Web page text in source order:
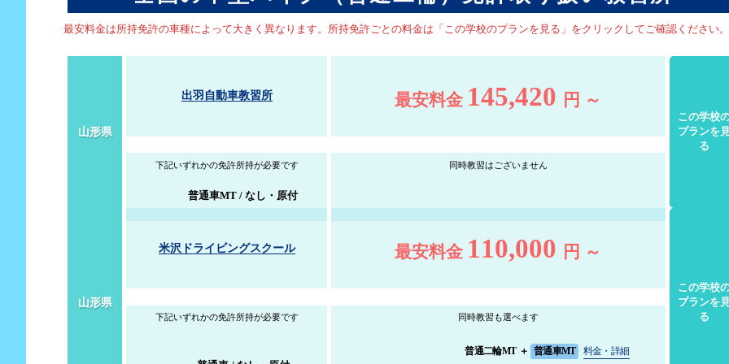
最安料金は所持免許の車種によって大きく異なります。所持免許ごとの料金は「この学校のプランを見る」をクリックしてご確認ください。
山形県
出羽自動車教習所 最安料金 145,420 円 ～
下記いずれかの免許所持が必要です
普通車MT / なし・原付
同時教習はございません
この学校
プランを
る
山形県
米沢ドライビングスクール 最安料金 110,000 円 ～
下記いずれかの免許所持が必要です 同時教習も選べます
普通二輪MT ＋ 普通車MT 料金・詳細
この学校
プランを
る